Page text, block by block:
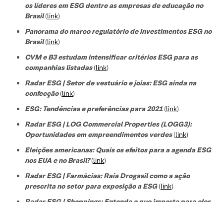
os líderes em ESG dentre as empresas de educação no
Brasil(link)
Panorama do marco regulatório de investimentos ESG no
Brasil(link)
CVM e B3 estudam intensificar critérios ESG para as
companhias listadas(link)
Radar ESG | Setor de vestuário e joias: ESG ainda na
confecção(link)
ESG: Tendências e preferências para 2021(link)
Radar ESG | LOG Commercial Properties (LOGG3):
Oportunidades em empreendimentos verdes(link)
Eleições americanas: Quais os efeitos para a agenda ESG
nos EUA e no Brasil?(link)
Radar ESG | Farmácias: Raia Drogasil como a ação
prescrita no setor para exposição a ESG(link)